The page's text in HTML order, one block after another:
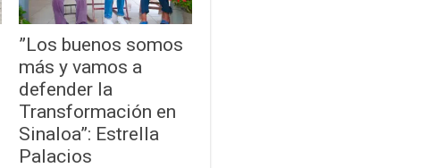
”Los buenos somos
más y vamos a
defender la
Transformación en
Sinaloa”: Estrella
Palacios